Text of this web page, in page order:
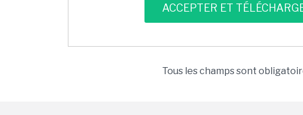
Tous les champs sont